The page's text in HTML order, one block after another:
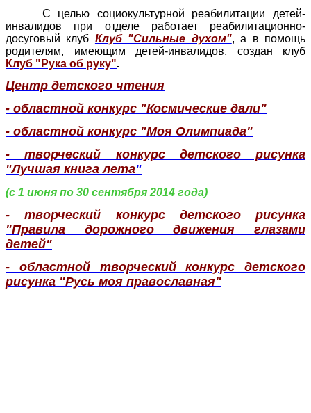
С целью социокультурной реабилитации детей-
инвалидов при отделе работает реабилитационно-
досуговый клуб Клуб "Сильные духом", а в помощь
родителям, имеющим детей-инвалидов, создан клуб
Клуб "Рука об руку".
Центр детского чтения
- областной конкурс "Космические дали"
- областной конкурс "Моя Олимпиада"
- творческий конкурс детского рисунка
"Лучшая книга лета"
(с 1 июня по 30 сентября 2014 года)
- творческий конкурс детского рисунка
"Правила дорожного движения глазами
детей"
- областной творческий конкурс детского
рисунка "Русь моя православная"